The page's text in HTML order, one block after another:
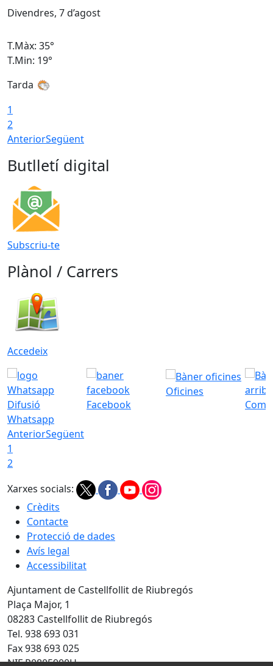
Divendres, 7 d’agost
T.Màx: 35°
T.Min: 19°
Tarda
1
2
AnteriorSegüent
Butlletí digital
Subscriu-te
Plànol / Carrers
Accedeix
Difusió
Whatsapp
Facebook
Oficines
Com
AnteriorSegüent
1
2
Xarxes socials:
Crèdits
Contacte
Protecció de dades
Avís legal
Accessibilitat
Ajuntament de Castellfollit de Riubregós
Plaça Major, 1
08283 Castellfollit de Riubregós
Tel. 938 693 031
Fax 938 693 025
NIF P0805900H